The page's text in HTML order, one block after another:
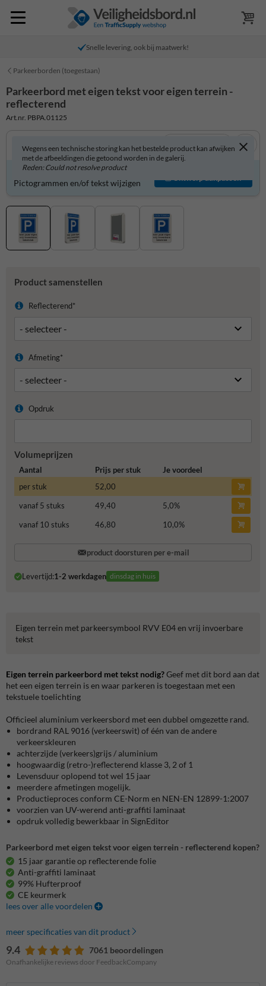
Snelle levering, ook bij maatwerk!
Parkeerborden (toegestaan)
Parkeerbord met eigen tekst voor eigen terrein -
reflecterend
Art.nr. PBPA.01125
Wegens een technische storing kan het bestelde product kan afwijken
met de afbeeldingen die getoond worden in de galerij.
Reden: Could not resolve product
Bekijk in 3D
Parkeerbord zelf aanpassen?
Pictogrammen en/of tekst wijzigen
Ontwerp aanpassen
Product samenstellen
Reflecterend*
Afmeting*
Opdruk
Volumeprijzen
Aantal Prijs per stuk
Je voordeel
per stuk
52,00
vanaf 5 stuks
49,40 5,0%
vanaf 10 stuks
46,80 10,0%
product doorsturen per e-mail
Levertijd:1-2 werkdagen dinsdag in huis
Eigen terrein met parkeersymbool RVV E04 en vrij invoerbare
tekst
Eigen terrein parkeerbord met tekst nodig?Geef met dit bord aan dat
het een eigen terrein is en waar parkeren is toegestaan met een
tekstuele toelichting
Officieel aluminium verkeersbord met een dubbel omgezette rand.
bordrand RAL 9016 (verkeerswit) of één van de andere
verkeerskleuren
achterzijde (verkeers)grijs / aluminium
hoogwaardig (retro-)reflecterend klasse 3, 2 of 1
Levensduur oplopend tot wel 15 jaar
meerdere afmetingen mogelijk.
Productieproces conform CE-Norm en NEN-EN 12899-1:2007
voorzien van UV-werend anti-graffiti laminaat
opdruk volledig bewerkbaar in SignEditor
Parkeerbord met eigen tekst voor eigen terrein - reflecterend kopen?
15 jaar garantie op reflecterende folie
Anti-graffiti laminaat
99% Hufterproof
CE keurmerk
lees over alle voordelen
meer specificaties van dit product
9.4 7061 beoordelingen
Onafhankelijke reviews door FeedbackCompany